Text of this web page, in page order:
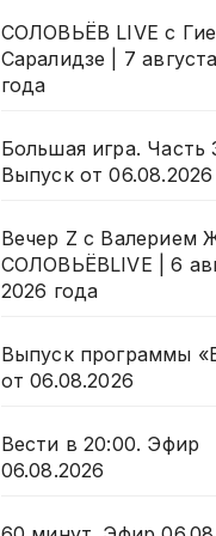
СОЛОВЬЁВ LIVE с
Саралидзе | 7
года
Большая игра. Часть
Выпуск от 06.08.2026
Вечер Z с Валерием
СОЛОВЬЁВLIVE | 6
2026 года
Выпуск программы
от 06.08.2026
Вести в 20:00. Эфир
06.08.2026